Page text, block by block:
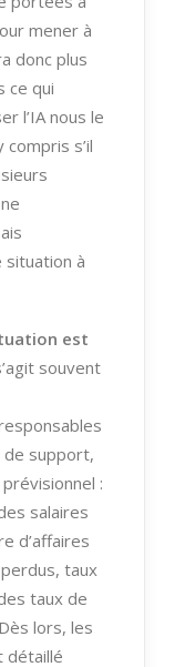
mener à
donc plus
ce qui
l’IA nous le
s’il
à
est
souvent
de support,
:
salaires
d’affaires
taux
taux de
lors, les
détaillé